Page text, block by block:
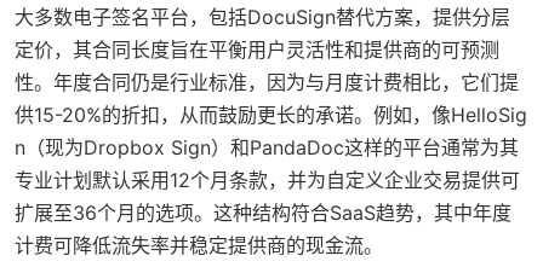
大多数电子签名平台，包括DocuSign替代方案，提供分层
定价，其合同长度旨在平衡用户灵活性和提供商的可预测
性。年度合同仍是行业标准，因为与月度计费相比，它们提
供15-20%的折扣，从而鼓励更长的承诺。例如，像HelloSig
n（现为Dropbox Sign）和PandaDoc这样的平台通常为其
专业计划默认采用12个月条款，并为自定义企业交易提供可
扩展至36个月的选项。这种结构符合SaaS趋势，其中年度
计费可降低流失率并稳定提供商的现金流。